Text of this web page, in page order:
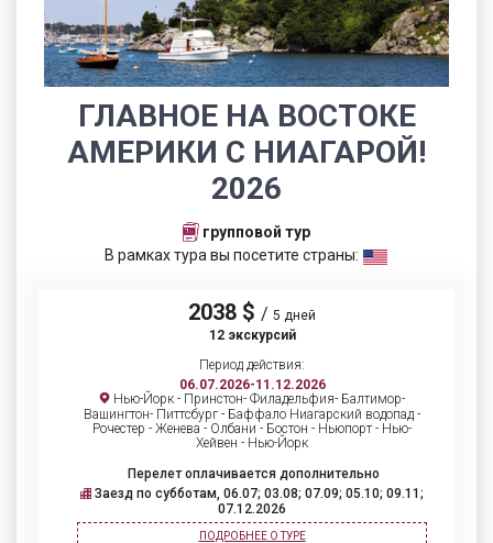
ГЛАВНОЕ НА ВОСТОКЕ
АМЕРИКИ С НИАГАРОЙ!
2026
групповой тур
В рамках тура вы посетите страны:
2038 $ / 5 дней
12 экскурсий
Период действия:
06.07.2026-11.12.2026
Нью-Йорк - Принстон- Филадельфия- Балтимор-
Вашингтон- Питтсбург - Баффало Ниагарский водопад -
Рочестер - Женева - Олбани - Бостон - Ньюпорт - Нью-
Хейвен - Нью-Йорк
Перелет оплачивается дополнительно
Заезд по субботам, 06.07; 03.08; 07.09; 05.10; 09.11;
07.12.2026
ПОДРОБНЕЕ О ТУРЕ